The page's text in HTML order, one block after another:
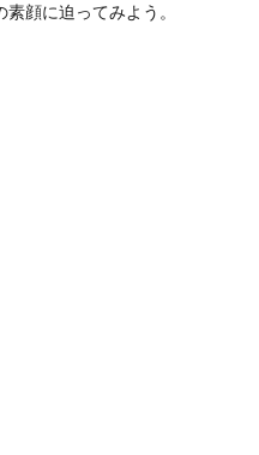
顔に迫ってみよう。